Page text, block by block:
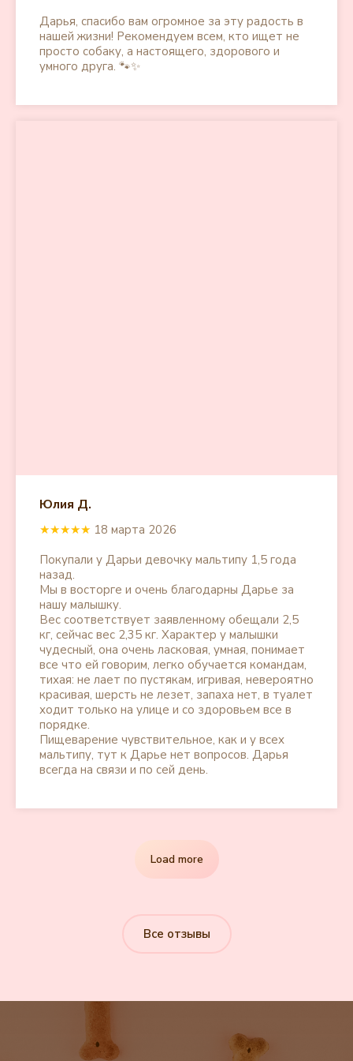
Дарья, спасибо вам огромное за эту радость в
нашей жизни! Рекомендуем всем, кто ищет не
просто собаку, а настоящего, здорового и
умного друга. 🐾✨
Юлия Д.
★★★★★ 18 марта 2026
Покупали у Дарьи девочку мальтипу 1,5 года
назад.
Мы в восторге и очень благодарны Дарье за
нашу малышку.
Вес соответствует заявленному обещали 2,5
кг, сейчас вес 2,35 кг. Характер у малышки
чудесный, она очень ласковая, умная, понимает
все что ей говорим, легко обучается командам,
тихая: не лает по пустякам, игривая, невероятно
красивая, шерсть не лезет, запаха нет, в туалет
ходит только на улице и со здоровьем все в
порядке.
Пищеварение чувствительное, как и у всех
мальтипу, тут к Дарье нет вопросов. Дарья
всегда на связи и по сей день.
Load more
Все отзывы